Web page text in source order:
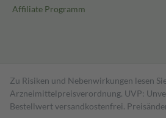
Affiliate Programm
Zu Risiken und Nebenwirkungen lesen
Arzneimittelpreisverordnung. UVP:
Bestell­wert versand­kosten­frei.